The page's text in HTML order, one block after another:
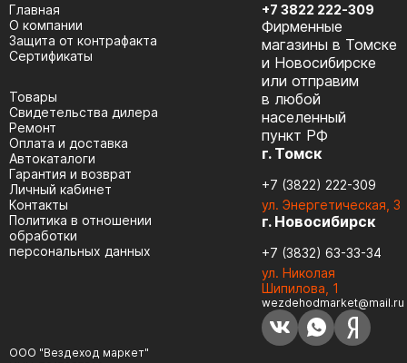
ООО "Вездеход маркет"
Главная
О компании
Защита от контрафакта
Сертификаты
Товары
Cвидетельства дилера
Ремонт
Оплата и доставка
Автокаталоги
Гарантия и возврат
Личный кабинет
Контакты
Политика в отношении
обработки
персональных данных
+7 3822 222-309
Фирменные
магазины в Томске
и Новосибирске
или отправим
в любой
населенный
пункт РФ
г. Томск
+7 (3822) 222-309
ул. Энергетическая, 3
г. Новосибирск
+7 (3832) 63-33-34
ул. Николая
Шипилова, 1
wezdehodmarket@mail.ru